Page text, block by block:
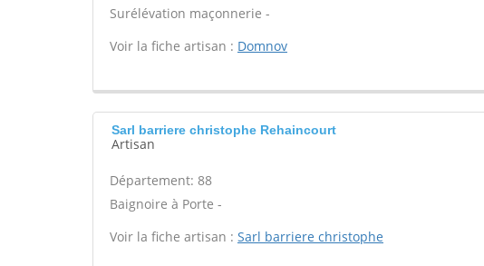
Surélévation maçonnerie -
Voir la fiche artisan : Domnov
Sarl barriere christophe Rehaincourt
Artisan
Département: 88
Baignoire à Porte -
Voir la fiche artisan : Sarl barriere christophe